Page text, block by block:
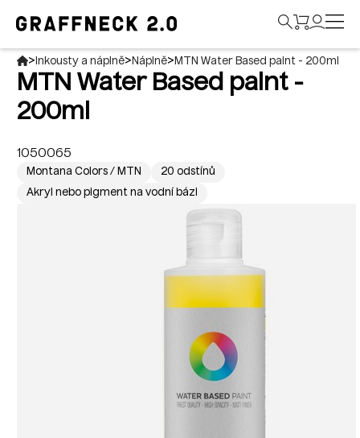
> Inkousty a náplně>Náplně>MTN Water Based paint - 200ml
MTN Water Based paint -
200ml
1050065
Montana Colors / MTN
20 odstínů
Akryl nebo pigment na vodní bázi